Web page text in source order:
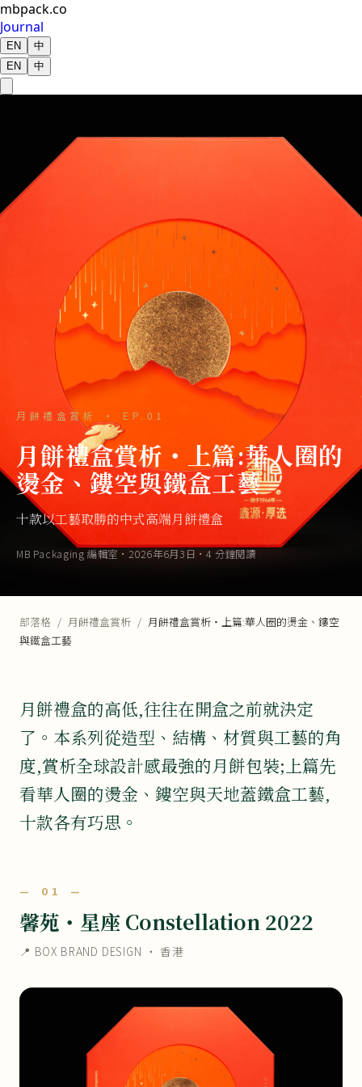
mbpack.co
Journal
EN
中
EN
中
月餅禮盒賞析 · EP.01
月餅禮盒賞析・上篇:華人圈的
燙金、鏤空與鐵盒工藝
十款以工藝取勝的中式高端月餅禮盒
MB Packaging 編輯室 · 2026年6月3日 · 4 分鐘閱讀
部落格 / 月餅禮盒賞析 / 月餅禮盒賞析・上篇:華人圈的燙金、鏤空
與鐵盒工藝
月餅禮盒的高低,往往在開盒之前就決定
了。本系列從造型、結構、材質與工藝的角
度,賞析全球設計感最強的月餅包裝;上篇先
看華人圈的燙金、鏤空與天地蓋鐵盒工藝,
十款各有巧思。
— 01 —
馨苑・星座 Constellation 2022
📍 BOX BRAND DESIGN ・ 香港